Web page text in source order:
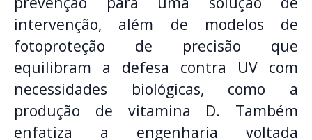
intervenção, além de modelos de
fotoproteção de precisão que
equilibram a defesa contra UV com
necessidades biológicas, como a
produção de vitamina D. Também
enfatiza a engenharia voltada